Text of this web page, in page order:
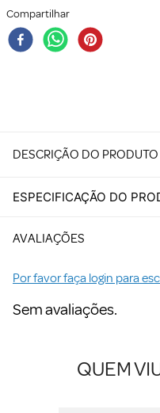
Compartilhar
DESCRIÇÃO DO PRODUTO
ESPECIFICAÇÃO DO
AVALIAÇÕES
Por favor faça login para
Sem avaliações.
QUEM